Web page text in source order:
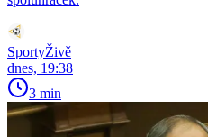
SportyŽivě
dnes, 19:38
3 min